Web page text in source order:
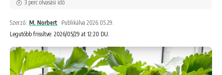
Legutóbb frissítve: 2026/05/29 at 12:20 DU.
Szerző: M. Norbert Publikálva 2026.05.29.
3 perc olvasási idő